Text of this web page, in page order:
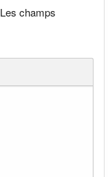
Les champs